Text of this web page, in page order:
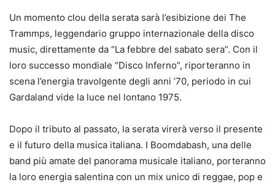
Un momento clou della serata sarà l’esibizione dei The
Trammps, leggendario gruppo internazionale della disco
music, direttamente da “La febbre del sabato sera”. Con il
loro successo mondiale “Disco Inferno”, riporteranno in
scena l’energia travolgente degli anni ’70, periodo in cui
Gardaland vide la luce nel lontano 1975.
Dopo il tributo al passato, la serata virerà verso il presente
e il futuro della musica italiana. I Boomdabash, una delle
band più amate del panorama musicale italiano, porteranno
la loro energia salentina con un mix unico di reggae, pop e